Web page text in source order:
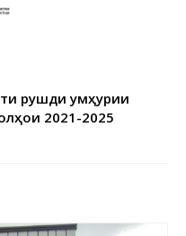
рушди Ҷумҳурии
2021-2025